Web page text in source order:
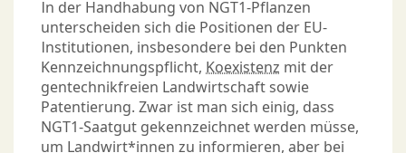
In der Handhabung von NGT1-Pflanzen
unterscheiden sich die Positionen der EU-
Institutionen, insbesondere bei den Punkten
Kennzeichnungspflicht, Koexistenz mit der
gentechnikfreien Landwirtschaft sowie
Patentierung. Zwar ist man sich einig, dass
NGT1-Saatgut gekennzeichnet werden müsse,
um Landwirt*innen zu informieren, aber bei